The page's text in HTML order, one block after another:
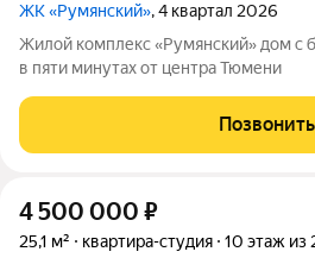
ЖК «Румянский», 4 квартал 2026
Жилой комплекс «Румянский» дом с большими перспективами
в пяти минутах от центра Тюмени
Позвонить
4 500 000 ₽
25,1 м² квартира-студия 10 этаж из